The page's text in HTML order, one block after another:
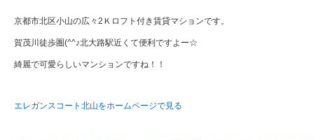
京都市北区小山の広々2Ｋロフト付き賃貸マションです。
賀茂川徒歩圏(^^♪北大路駅近くて便利ですよー☆
綺麗で可愛らしいマンションですね！！
エレガンスコート北山をホームページで見る